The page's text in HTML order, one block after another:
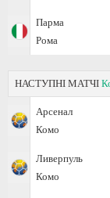
Парма
Рома
НАСТУПНІ МАТЧІ
Арсенал
Комо
Ливерпуль
Комо